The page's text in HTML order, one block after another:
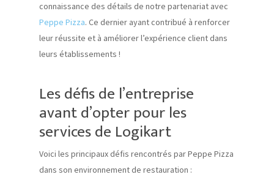
connaissance des détails de notre partenariat avec
Peppe Pizza. Ce dernier ayant contribué à renforcer
leur réussite et à améliorer l’expérience client dans
leurs établissements !
Les défis de l’entreprise
avant d’opter pour les
services de Logikart
Voici les principaux défis rencontrés par Peppe Pizza
dans son environnement de restauration :